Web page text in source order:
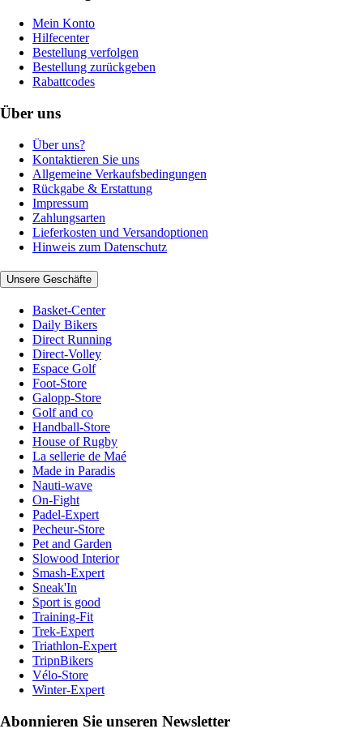
Mein Konto
Hilfecenter
Bestellung verfolgen
Bestellung zurückgeben
Rabattcodes
Über uns
Über uns?
Kontaktieren Sie uns
Allgemeine Verkaufsbedingungen
Rückgabe & Erstattung
Impressum
Zahlungsarten
Lieferkosten und Versandoptionen
Hinweis zum Datenschutz
Unsere Geschäfte
Basket-Center
Daily Bikers
Direct Running
Direct-Volley
Espace Golf
Foot-Store
Galopp-Store
Golf and co
Handball-Store
House of Rugby
La sellerie de Maé
Made in Paradis
Nauti-wave
On-Fight
Padel-Expert
Pecheur-Store
Pet and Garden
Slowood Interior
Smash-Expert
Sneak'In
Sport is good
Training-Fit
Trek-Expert
Triathlon-Expert
TripnBikers
Vélo-Store
Winter-Expert
Abonnieren Sie unseren Newsletter